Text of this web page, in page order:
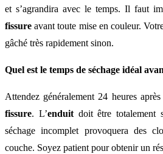
et s’agrandira avec le temps. Il faut
fissure avant toute mise en couleur.
gâché très rapidement sinon.
Quel est le temps de séchage idéal
Attendez généralement 24 heures
fissure. L’enduitdoit être totalement
séchage incomplet provoquera des
couche. Soyez patient pour obtenir un